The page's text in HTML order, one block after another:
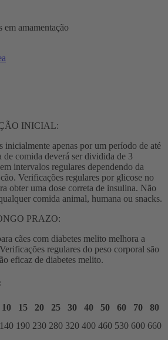
em amamentação
INICIAL:
apenas por um período de até
de comida deverá ser dividida de 3
intervalos regulares dependendo da
Verificações regulares por glicose no
obter uma dose correta de insulina. Não
comida animal, humana ou snacks.
PRAZO:
cães com diabetes melito melhora a
regulares do peso corporal são
eficaz de diabetes melito.
10 15 20 25 30 40 50 60 70
80
140 190 230 280 320 400 460 530 600 660